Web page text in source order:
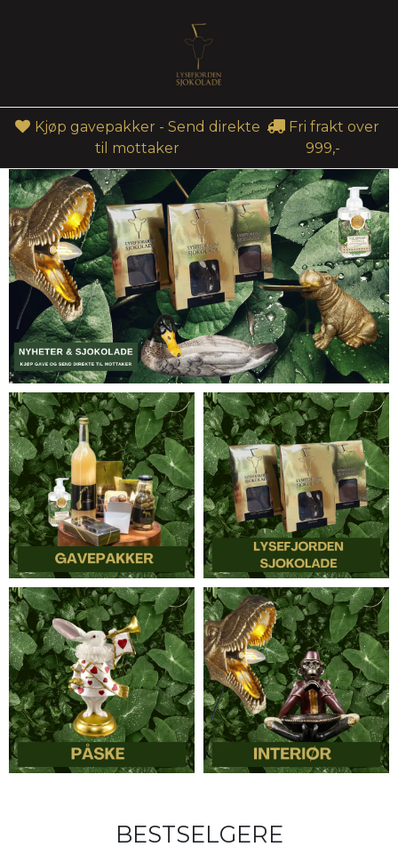
Kjøp gavepakker - Send direkte
til mottaker
Fri frakt over
999,-
BESTSELGERE